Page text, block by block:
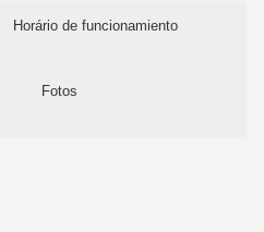
Horário de funcionamiento
Fotos